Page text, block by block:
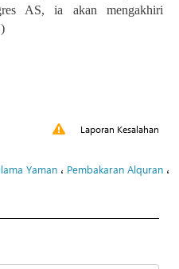
AS, ia akan mengakhiri
Laporan Kesalahan
Yaman ، Pembakaran Alquran ،